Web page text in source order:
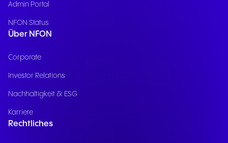
Admin Portal
NFON Status
Über NFON
Corporate
Investor Relations
Nachhaltigkeit & ESG
Karriere
Rechtliches